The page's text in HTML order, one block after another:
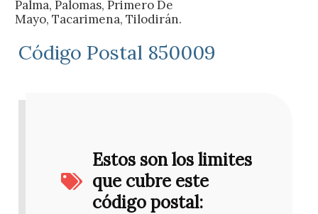
Palma, Palomas, Primero De
Mayo, Tacarimena, Tilodirán.
Código Postal 850009
Estos son los limites
que cubre este
código postal: